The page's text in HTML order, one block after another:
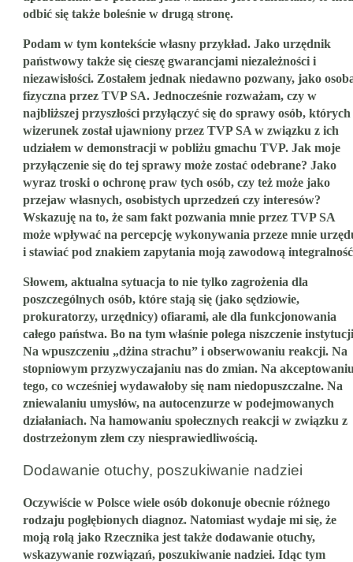
odbić się także boleśnie w drugą stronę.
Podam w tym kontekście własny przykład. Jako urzędnik
państwowy także się cieszę gwarancjami niezależności i
niezawisłości. Zostałem jednak niedawno pozwany, jako
fizyczna przez TVP SA. Jednocześnie rozważam, czy w
najbliższej przyszłości przyłączyć się do sprawy osób, których
wizerunek został ujawniony przez TVP SA w związku z ich
udziałem w demonstracji w pobliżu gmachu TVP. Jak moje
przyłączenie się do tej sprawy może zostać odebrane? Jako
wyraz troski o ochronę praw tych osób, czy też może jako
przejaw własnych, osobistych uprzedzeń czy interesów?
Wskazuję na to, że sam fakt pozwania mnie przez TVP SA
może wpływać na percepcję wykonywania przeze mnie
i stawiać pod znakiem zapytania moją zawodową
Słowem, aktualna sytuacja to nie tylko zagrożenia dla
poszczególnych osób, które stają się (jako sędziowie,
prokuratorzy, urzędnicy) ofiarami, ale dla funkcjonowania
całego państwa. Bo na tym właśnie polega niszczenie
Na wpuszczeniu „dżina strachu” i obserwowaniu reakcji. Na
stopniowym przyzwyczajaniu nas do zmian. Na
tego, co wcześniej wydawałoby się nam niedopuszczalne. Na
zniewalaniu umysłów, na autocenzurze w podejmowanych
działaniach. Na hamowaniu społecznych reakcji w związku z
dostrzeżonym złem czy niesprawiedliwością.
Dodawanie otuchy, poszukiwanie nadziei
Oczywiście w Polsce wiele osób dokonuje obecnie różnego
rodzaju pogłębionych diagnoz. Natomiast wydaje mi się, że
moją rolą jako Rzecznika jest także dodawanie otuchy,
wskazywanie rozwiązań, poszukiwanie nadziei. Idąc tym